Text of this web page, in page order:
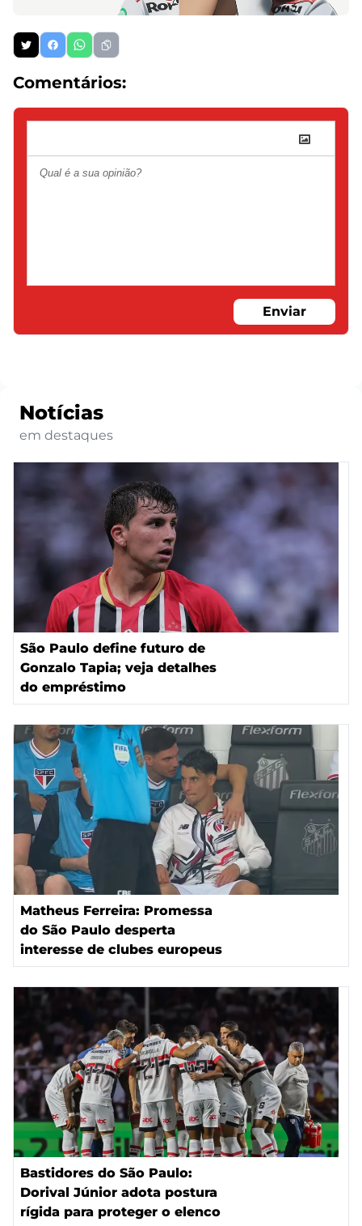
Comentários:
Enviar
Notícias
em destaques
São Paulo define futuro de
Gonzalo Tapia; veja detalhes
do empréstimo
Matheus Ferreira: Promessa
do São Paulo desperta
interesse de clubes europeus
Bastidores do São Paulo:
Dorival Júnior adota postura
rígida para proteger o elenco